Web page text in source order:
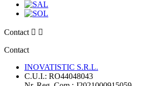
Contact  
Contact
INOVATISTIC S.R.L.
C.U.I.: RO44048043